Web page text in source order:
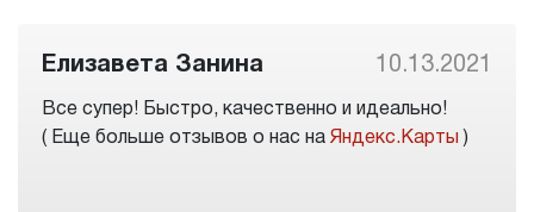
Елизавета Занина 10.13.2021
Все супер! Быстро, качественно и идеально!
( Еще больше отзывов о нас на Яндекс.Карты )